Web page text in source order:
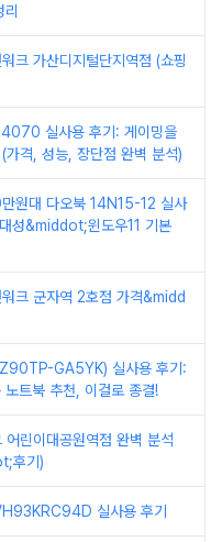
크 가산디지털단지역점 (쇼핑
실사용 후기: 게이밍을
격, 성능, 장단점 완벽 분석)
원대 다오북 14N15-12 실사
성&middot;윈도우11 기본
크 군자역 2호점 가격&midd
GA5YK) 실사용 후기:
트북 추천, 이걸로 종결!
린이대공원역점 완벽 분석
후기)
실사용 후기